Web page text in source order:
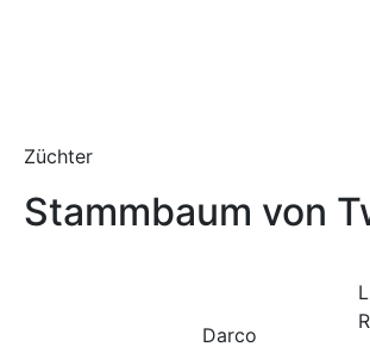
Züchter
Stammbaum von
Darco